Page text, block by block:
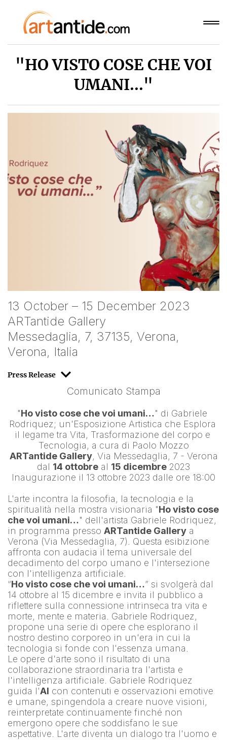
"HO VISTO COSE CHE VOI
UMANI..."
13 October – 15 December 2023
ARTantide Gallery
Messedaglia, 7, 37135, Verona,
Verona, Italia
Press Release
Comunicato Stampa
"Ho visto cose che voi umani…" di Gabriele
Rodriquez; un'Esposizione Artistica che Esplora
il legame tra Vita, Trasformazione del corpo e
Tecnologia, a cura di Paolo Mozzo
ARTantide Gallery, Via Messedaglia, 7 - Verona
dal 14 ottobre al 15 dicembre 2023
Inaugurazione il 13 ottobre 2023 dalle ore 18:00
L'arte incontra la filosofia, la tecnologia e la
spiritualità nella mostra visionaria "Ho visto cose
che voi umani…" dell'artista Gabriele Rodriquez,
in programma presso ARTantide Gallery a
Verona (Via Messedaglia, 7). Questa esibizione
affronta con audacia il tema universale del
decadimento del corpo umano e l'intersezione
con l'intelligenza artificiale.
“Ho visto cose che voi umani…” si svolgerà dal
14 ottobre al 15 dicembre e invita il pubblico a
riflettere sulla connessione intrinseca tra vita e
morte, mente e materia. Gabriele Rodriquez,
propone una serie di opere che esplorano il
nostro destino corporeo in un'era in cui la
tecnologia si fonde con l'essenza umana.
Le opere d'arte sono il risultato di una
collaborazione straordinaria tra l'artista e
l'intelligenza artificiale. Gabriele Rodriquez
guida l'AI con contenuti e osservazioni emotive
e umane, spingendola a creare nuove visioni,
reinterpretate continuamente finché non
emergono opere che soddisfano le sue
aspettative. L'arte diventa un dialogo tra l'uomo e